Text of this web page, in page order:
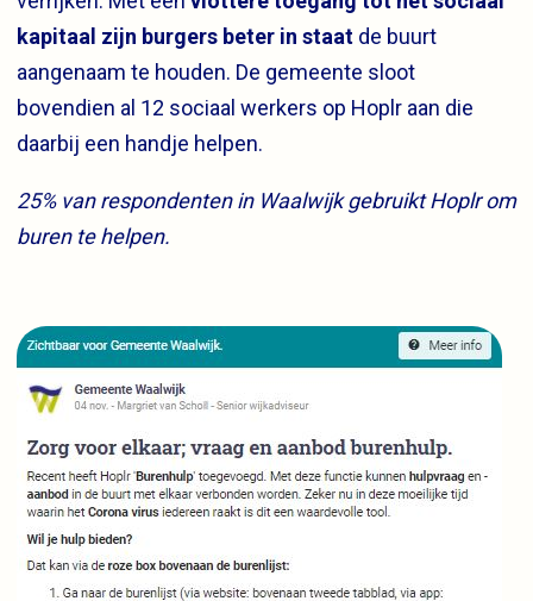
kapitaal zijn burgers beter in staat de buurt
aangenaam te houden. De gemeente sloot
bovendien al 12 sociaal werkers op Hoplr aan die
daarbij een handje helpen.
25% van respondenten in Waalwijk gebruikt Hoplr om
buren te helpen.